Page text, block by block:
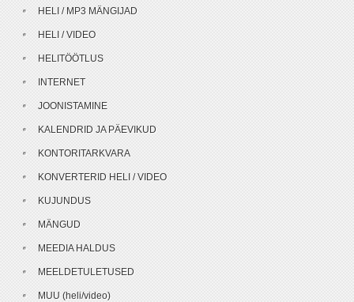
HELI / MP3 MÄNGIJAD
HELI / VIDEO
HELITÖÖTLUS
INTERNET
JOONISTAMINE
KALENDRID JA PÄEVIKUD
KONTORITARKVARA
KONVERTERID HELI / VIDEO
KUJUNDUS
MÄNGUD
MEEDIA HALDUS
MEELDETULETUSED
MUU (heli/video)